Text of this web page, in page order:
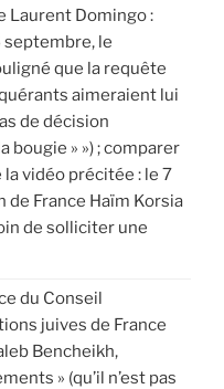
Laurent Domingo :
septembre, le
que la requête
aimeraient lui
de décision
bougie » ») ; comparer
la vidéo précitée : le 7
de France Haïm Korsia
de solliciter une
du Conseil
juives de France
Bencheikh,
» (qu’il n’est pas